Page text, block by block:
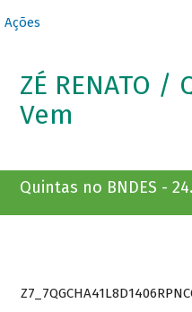
Ações
ZÉ RENATO
Vem
Quintas no BNDES -